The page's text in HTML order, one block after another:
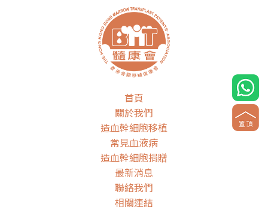
首頁
關於我們
造血幹細胞移植
常見血液病
造血幹細胞捐贈
最新消息
聯絡我們
相關連結